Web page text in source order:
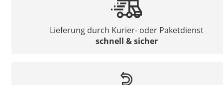
Lieferung durch Kurier- oder Paketdienst
schnell & sicher